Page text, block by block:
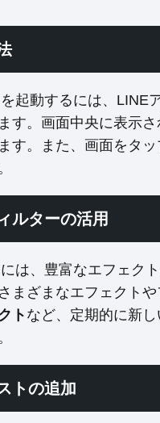
起動するには、LINE
す。画面中央に表示
す。また、画面をタッ
ルターの活用
は、豊富なエフェク
まざまなエフェクトや
ト など、定期的に新
トの追加